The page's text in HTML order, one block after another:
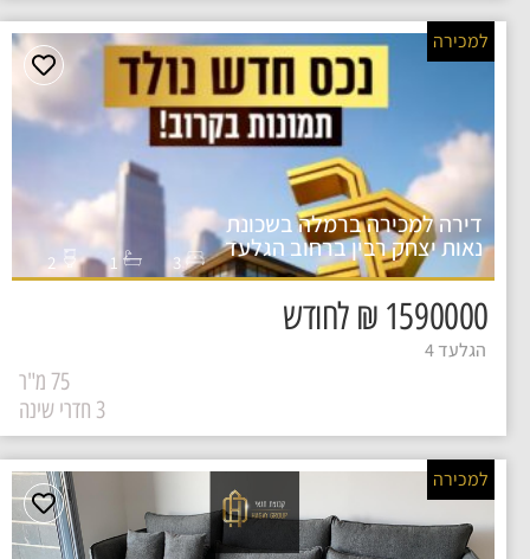
דירה למכירה ברמלה בשכונת
נאות יצחק רבין ברחוב הגלעד 3
1
2
1590000 ₪ לחודש
הגלעד 4
למכירה
75 מ"ר
למכירה